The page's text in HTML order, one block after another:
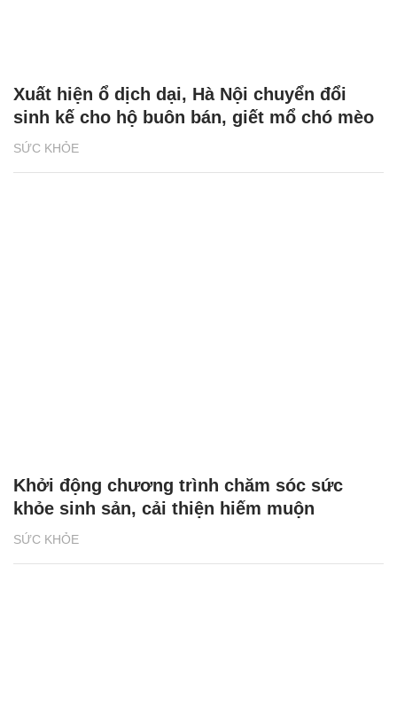
SỨC KHỎE
Xuất hiện ổ dịch dại, Hà Nội chuyển đổi
sinh kế cho hộ buôn bán, giết mổ chó mèo
SỨC KHỎE
Khởi động chương trình chăm sóc sức
khỏe sinh sản, cải thiện hiếm muộn